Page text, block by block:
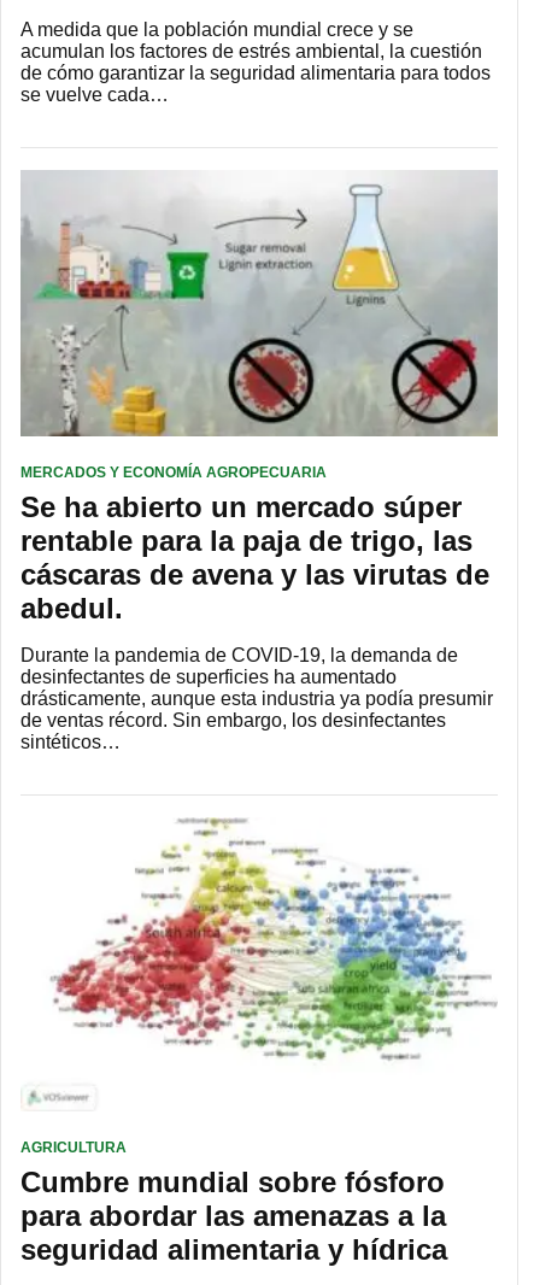
A medida que la población mundial crece y se
acumulan los factores de estrés ambiental, la cuestión
de cómo garantizar la seguridad alimentaria para todos
se vuelve cada…
MERCADOS Y ECONOMÍA AGROPECUARIA
Se ha abierto un mercado súper
rentable para la paja de trigo, las
cáscaras de avena y las virutas de
abedul.
Durante la pandemia de COVID-19, la demanda de
desinfectantes de superficies ha aumentado
drásticamente, aunque esta industria ya podía presumir
de ventas récord. Sin embargo, los desinfectantes
sintéticos…
AGRICULTURA
Cumbre mundial sobre fósforo
para abordar las amenazas a la
seguridad alimentaria y hídrica